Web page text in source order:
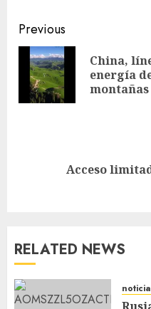
Previous
China,
energía
Acceso
RELATED NEWS